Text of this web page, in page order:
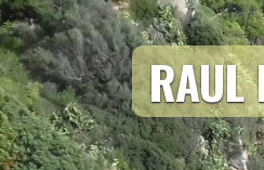
RAUL